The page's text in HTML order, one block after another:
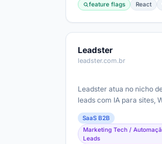
feature flags
React
Leadster
leadster.com.br
Leadster atua no nicho
leads com IA para sites,
Público-alvo são
SaaS B2B
Marketing Tech /
Leads